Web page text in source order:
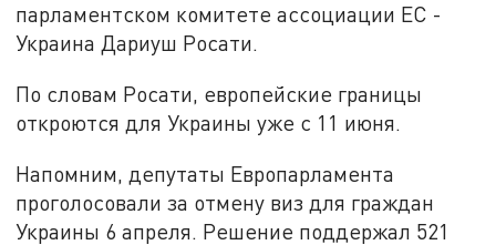
парламентском комитете ассоциации ЕС -
Украина Дариуш Росати.
По словам Росати, европейские границы
откроются для Украины уже с 11 июня.
Напомним, депутаты Европарламента
проголосовали за отмену виз для граждан
Украины 6 апреля. Решение поддержал 521